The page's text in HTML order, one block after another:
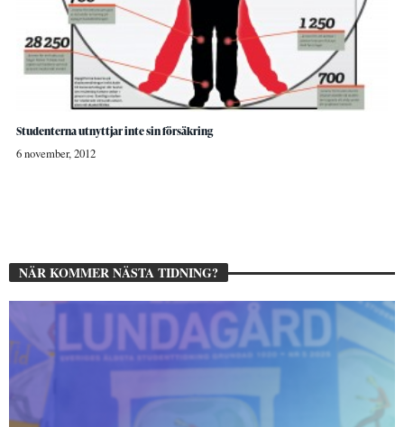
Studenterna utnyttjar inte sin försäkring
6 november, 2012
NÄR KOMMER NÄSTA TIDNING?